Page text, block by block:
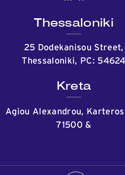
Thessaloniki
25 Dodekanisou Street,
Thessaloniki, PC: 54624
Kreta
Agiou Alexandrou, Karteros
71500 &